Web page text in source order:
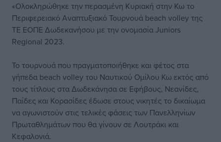
«Ολοκληρώθηκε την περασμένη Κυριακή στην Κω το
Περιφερειακό Αναπτυξιακό Τουρνουά beach volley της
ΤΕ ΕΟΠΕ Δωδεκανήσου με την ονομασία Juniors
Regional 2023.
Το τουρνουά που πραγματοποιήθηκε και φέτος στα
γήπεδα beach volley του Ναυτικού Ομίλου Κω εκτός από
τους τίτλους στα Δωδεκάνησα σε Εφήβους, Νεανίδες,
Παίδες και Κορασίδες έδωσε στους νικητές το δικαίωμα
να αγωνιστούν στις τελικές φάσεις των Πανελληνίων
Πρωταθλημάτων που θα γίνουν σε Λουτράκι και
Κεφαλονιά.